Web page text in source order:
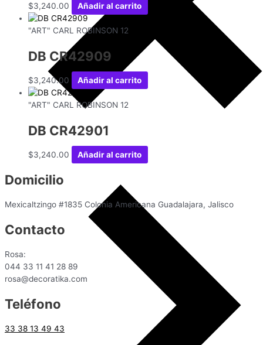
$3,240.00 Añadir al carrito
"ART" CARL ROBINSON 12
DB CR42909
$3,240.00 Añadir al carrito
"ART" CARL ROBINSON 12
DB CR42901
$3,240.00 Añadir al carrito
Domicilio
Mexicaltzingo #1835 Colonia Americana Guadalajara, Jalisco
Contacto
Rosa:
044 33 11 41 28 89
rosa@decoratika.com
Teléfono
33 38 13 49 43